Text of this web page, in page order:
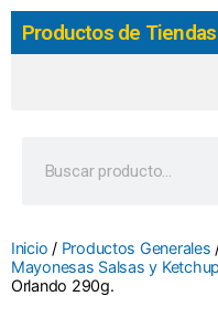
Productos de
Inicio / Productos Generales
Mayonesas Salsas y
Orlando 290g.